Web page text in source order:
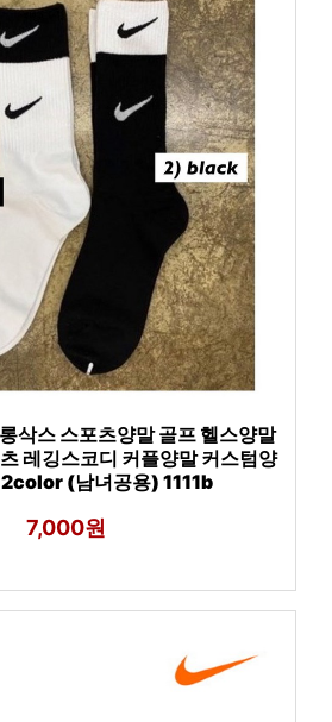
삭스 스포츠양말 골프 헬스양말
레깅스코디 커플양말 커스텀양
2color (남녀공용) 1111b
7,000원